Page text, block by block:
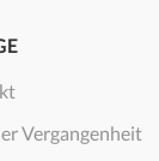
Vergangenheit